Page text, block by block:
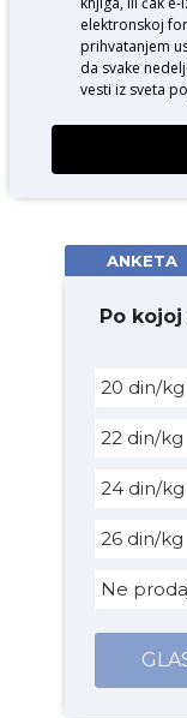
elektronskoj
prihvatanjem
da svake
vesti iz sveta
ANKETA
Po
20 din/kg
22 din/kg
24 din/kg
26 din/kg
Ne